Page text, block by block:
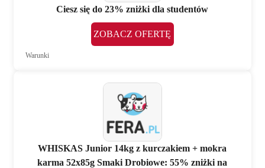
Ciesz się do 23% zniżki dla studentów
ZOBACZ OFERTĘ
Warunki
WHISKAS Junior 14kg z kurczakiem + mokra
karma 52x85g Smaki Drobiowe: 55% zniżki na